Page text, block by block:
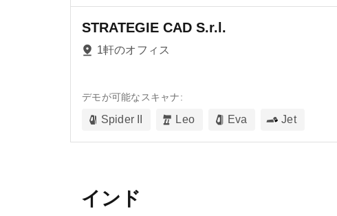
STRATEGIE CAD S.r.l.
1軒のオフィス
デモが可能なスキャナ:
Spider II Leo Eva Jet
インド